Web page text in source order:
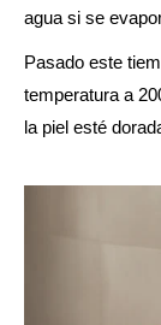
agua si se
Pasado este
temperatura a
la piel esté